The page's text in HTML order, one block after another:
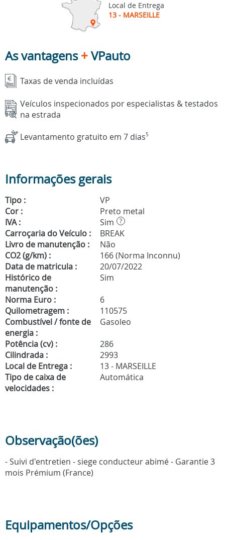
Local de Entrega
13 - MARSEILLE
As vantagens+VPauto
Taxas de venda incluídas
Veículos inspecionados por especialistas & testados
na estrada
Levantamento gratuito em 7 dias5
Informações gerais
Tipo :
VP
Cor :
Preto metal
IVA :
Sim ?
Carroçaria do Veículo :
BREAK
Livro de manutenção :
Não
CO2 (g/km) :
166 (Norma Inconnu)
Data de matricula :
20/07/2022
Histórico de
manutenção :
Sim
Norma Euro :
6
Quilometragem :
110575
Combustível / fonte de
energia :
Gasoleo
Potência (cv) :
286
Cilindrada :
2993
Local de Entrega :
13 - MARSEILLE
Tipo de caixa de
velocidades :
Automática
Observação(ões)
- Suivi d'entretien - siege conducteur abimé - Garantie 3
mois Prémium (France)
Equipamentos/Opções